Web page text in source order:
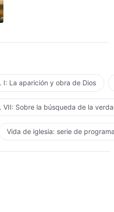
I: La aparición y obra de Dios
VII: Sobre la búsqueda de la
Vida de iglesia: serie de